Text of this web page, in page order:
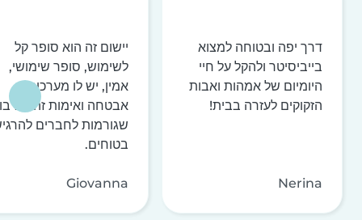
דרך יפה ובטוחה למצוא
בייביסיטר ולהקל על חיי
היומיום של אמהות ואבות
הזקוקים לעזרה בבית!
Nerina
יישום זה הוא סופר קל
לשימוש, סופר שימושי,
אמין, יש לו מערכות
אבטחה ואימות זהות
שגורמות לחברים
בטוחים.
Giovanna